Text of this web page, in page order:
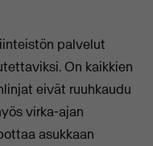
palvelut
On kaikkien
eivät ruuhkaudu
virka-ajan
asukkaan